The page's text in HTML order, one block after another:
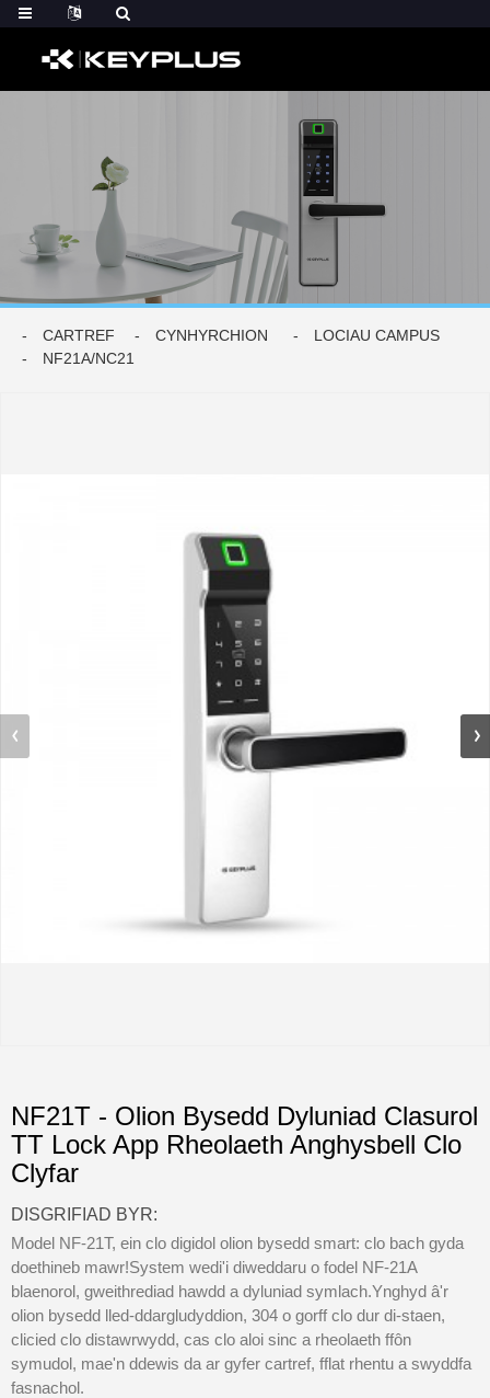
CARTREF CYNHYRCHION
LOCIAU CAMPUS
NF21A/NC21
NF21T - Olion Bysedd Dyluniad Clasurol
TT Lock App Rheolaeth Anghysbell Clo
Clyfar
DISGRIFIAD BYR:
Model NF-21T, ein clo digidol olion bysedd smart: clo bach gyda
doethineb mawr!System wedi'i diweddaru o fodel NF-21A
blaenorol, gweithrediad hawdd a dyluniad symlach.Ynghyd â'r
olion bysedd lled-ddargludyddion, 304 o gorff clo dur di-staen,
clicied clo distawrwydd, cas clo aloi sinc a rheolaeth ffôn
symudol, mae'n ddewis da ar gyfer cartref, fflat rhentu a swyddfa
fasnachol.